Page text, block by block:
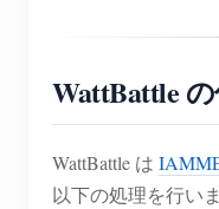
WattBattle
WattBattle は
以下の処理を行い